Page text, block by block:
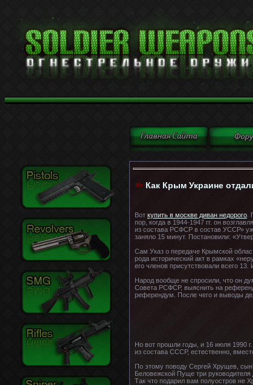
Как Крым Украине
Вот купить в москве диван недорого.
пор, когда в 1944-1947 гг. он
из состава РСФСР в состав УССР»
заняло 15 минут. Постановили:
Сам Указ о передаче Крымской
рода исторический акт в рамках
его членов присутствовали всего
Народ вообще не спросили, что он
Совета РСФСР, выяснить на
референдум. После чего и выводы
Но вот прошли годы, и 16 июля 1990
из состава СССР, естественно,
По этому поводу Сергей Хрущев,
Беловежской Пуще три руководителя
Так что подарил вам полуостров не